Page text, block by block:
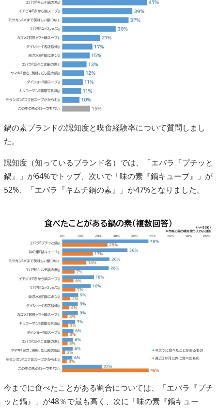
鍋の素ブランドの認知度と喫食経験率について質問しまし
た。
認知度（知っているブランド名）では、「エバラ『プチッと
鍋』」が64%でトップ、次いで「味の素『鍋キューブ』」が
52%、「エバラ『キムチ鍋の素』」が47%となりました。
今までに食べたことがある割合については、「エバラ『プチ
ッと鍋』」が48％で最も高く、次に「味の素『鍋キュー